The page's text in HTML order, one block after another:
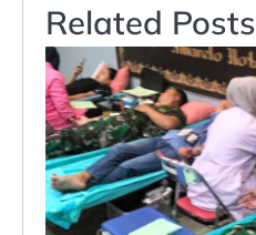
Related Posts